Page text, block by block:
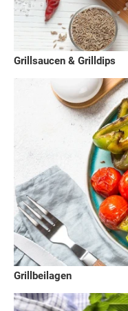
Grillsaucen & Grilldips
Grillbeilagen